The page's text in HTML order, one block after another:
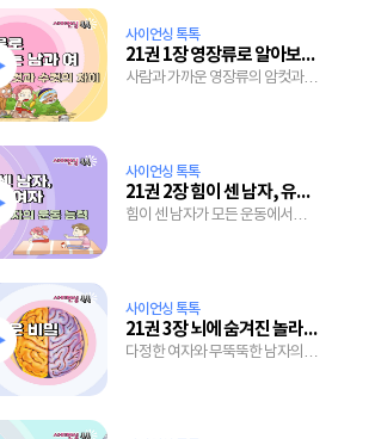
사이언싱 톡톡
21권 1장 영장류로 알아보는 男과 女
사람과 가까운 영장류의 암컷과
사이언싱 톡톡
21권 2장 힘이 센 남자, 유연한 여자
힘이 센 남자가 모든 운동에서
사이언싱 톡톡
21권 3장 뇌에 숨겨진 놀라운 비밀
다정한 여자와 무뚝뚝한 남자의